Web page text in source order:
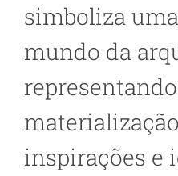
simboliza
mundo da
inspirações e